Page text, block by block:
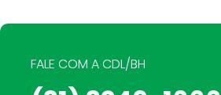
FALE COM A CDL/BH